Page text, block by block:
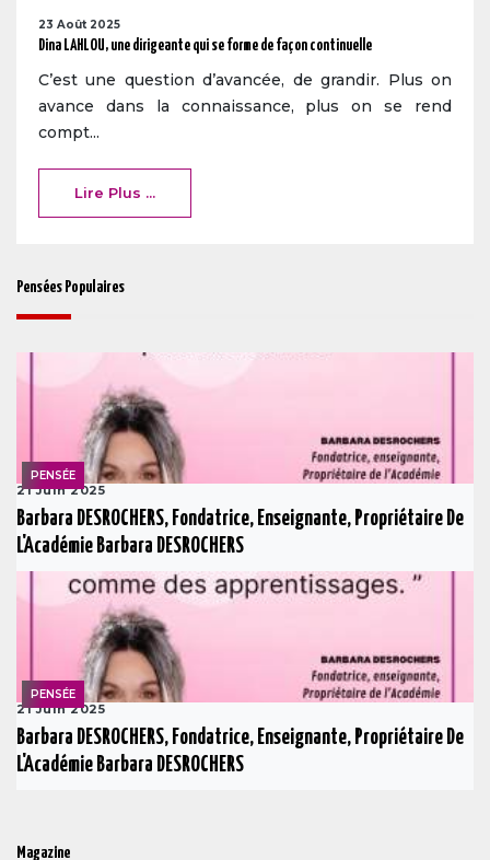
23 Août 2025
Dina LAHLOU, une dirigeante qui se forme de façon continuelle
C’est une question d’avancée, de grandir. Plus on
avance dans la connaissance, plus on se rend
compt...
Lire Plus ...
Pensées Populaires
PENSÉE
21 Juin 2025
Barbara DESROCHERS, Fondatrice, Enseignante, Propriétaire De
L'Académie Barbara DESROCHERS
PENSÉE
21 Juin 2025
Barbara DESROCHERS, Fondatrice, Enseignante, Propriétaire De
L'Académie Barbara DESROCHERS
Magazine